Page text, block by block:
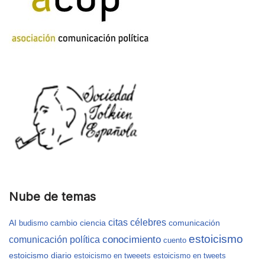
Nube de temas
AI budismo cambio ciencia citas célebres comunicación
comunicación política conocimiento cuento estoicismo
estoicismo diario estoicismo en tweeets estoicismo en tweets